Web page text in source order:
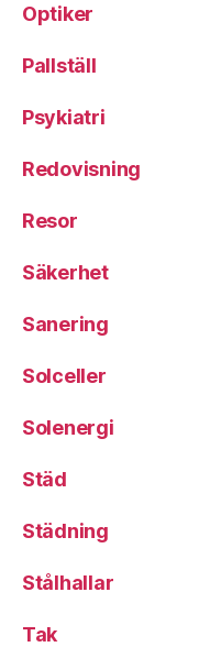
Optiker
Pallställ
Psykiatri
Redovisning
Resor
Säkerhet
Sanering
Solceller
Solenergi
Städ
Städning
Stålhallar
Tak